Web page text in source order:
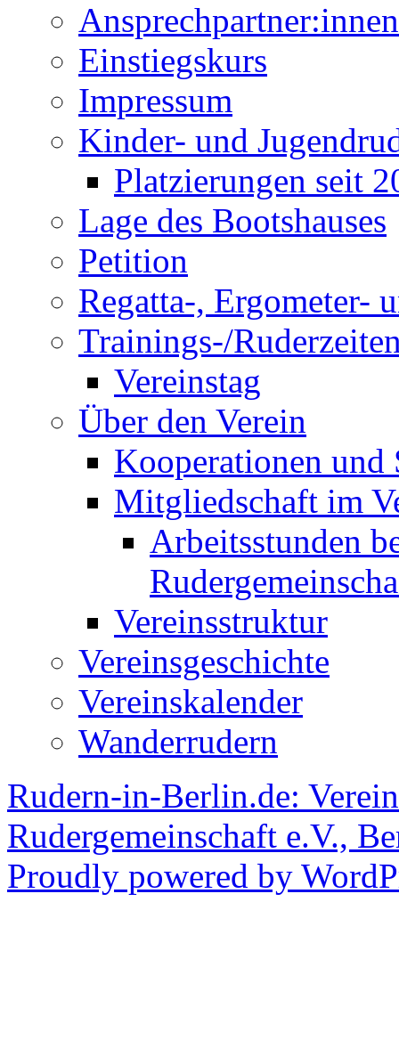
Ansprechpartner:innen
Einstiegskurs
Impressum
Kinder- und
Platzierungen seit
Lage des Bootshauses
Petition
Regatta-, Ergometer-
Trainings-/
Vereinstag
Über den Verein
Kooperationen und
Mitgliedschaft im
Arbeitsstunden
Vereinsstruktur
Vereinsgeschichte
Vereinskalender
Wanderrudern
Rudern-in-Berlin.de:
Rudergemeinschaft e.V.,
Proudly powered by